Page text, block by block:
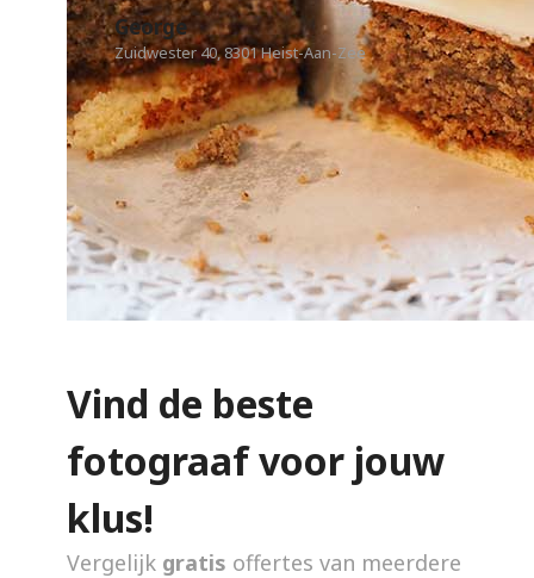
George
Zuidwester 40, 8301 Heist-Aan-Zee
Vind de beste
fotograaf voor jouw
klus!
Vergelijk gratis offertes van meerdere